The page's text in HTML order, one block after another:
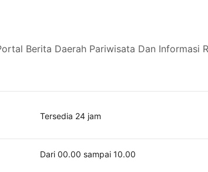
Berita Daerah Pariwisata Dan
Tersedia 24 jam
Dari 00.00 sampai 10.00